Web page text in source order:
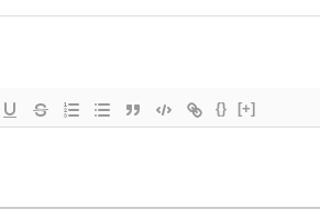
{} [+]